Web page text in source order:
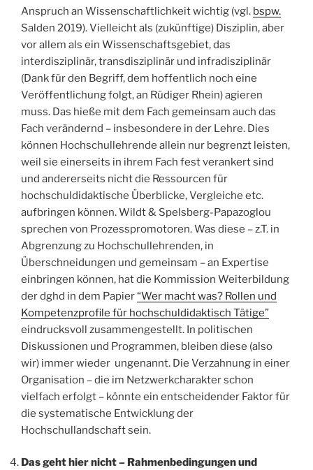
Anspruch an Wissenschaftlichkeit wichtig (vgl. bspw.
Salden 2019). Vielleicht als (zukünftige) Disziplin, aber
vor allem als ein Wissenschaftsgebiet, das
interdisziplinär, transdisziplinär und infradisziplinär
(Dank für den Begriff, dem hoffentlich noch eine
Veröffentlichung folgt, an Rüdiger Rhein) agieren
muss. Das hieße mit dem Fach gemeinsam auch das
Fach verändernd – insbesondere in der Lehre. Dies
können Hochschullehrende allein nur begrenzt leisten,
weil sie einerseits in ihrem Fach fest verankert sind
und andererseits nicht die Ressourcen für
hochschuldidaktische Überblicke, Vergleiche etc.
aufbringen können. Wildt & Spelsberg-Papazoglou
sprechen von Prozesspromotoren. Was diese – z.T. in
Abgrenzung zu Hochschullehrenden, in
Überschneidungen und gemeinsam – an Expertise
einbringen können, hat die Kommission Weiterbildung
der dghd in dem Papier“Wer macht was? Rollen und
Kompetenzprofile für hochschuldidaktisch Tätige”
eindrucksvoll zusammengestellt. In politischen
Diskussionen und Programmen, bleiben diese (also
wir) immer wieder ungenannt. Die Verzahnung in einer
Organisation – die im Netzwerkcharakter schon
vielfach erfolgt – könnte ein entscheidender Faktor für
die systematische Entwicklung der
Hochschullandschaft sein.
Das geht hier nicht – Rahmenbedingungen und